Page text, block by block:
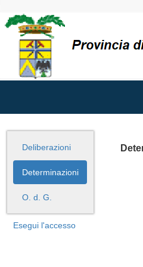
Deliberazioni
Determinazioni
O. d. G.
Esegui l'accesso